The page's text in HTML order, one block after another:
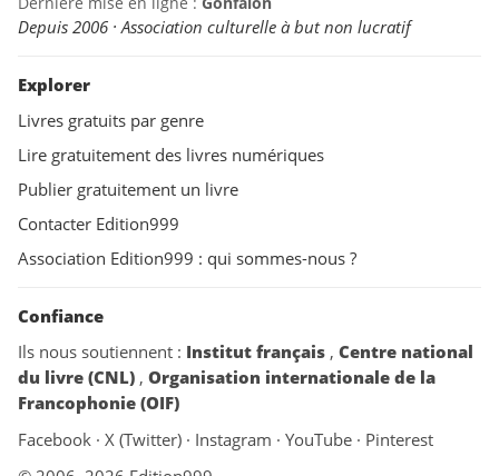
Depuis 2006 · Association culturelle à but non lucratif
Explorer
Livres gratuits par genre
Lire gratuitement des livres numériques
Publier gratuitement un livre
Contacter Edition999
Association Edition999 : qui sommes-nous ?
Confiance
Ils nous soutiennent : Institut français , Centre national
du livre (CNL) , Organisation internationale de la
Francophonie (OIF)
Facebook · X (Twitter) · Instagram · YouTube · Pinterest